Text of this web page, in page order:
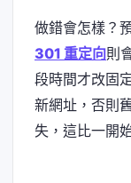
做錯會怎樣？
301 重定向則
段時間才改固
新網址，否則
失，這比一開